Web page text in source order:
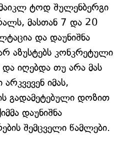
ტოდ შულენბერგი
მასთან 7 და 20
და დაუნიშნა
აზუსტებს კონკრეტული
და იღებდა თუ არა მას
იმას,
გადამეტებული დოზით
დაუნიშნა
შემცველი წამლები.